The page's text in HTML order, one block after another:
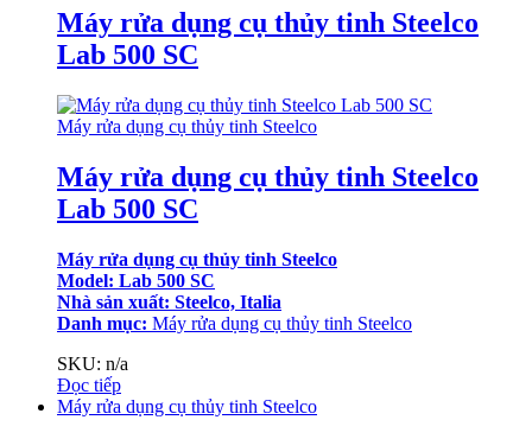
Máy rửa dụng cụ thủy tinh Steelco
Lab 500 SC
Máy rửa dụng cụ thủy tinh Steelco
Máy rửa dụng cụ thủy tinh Steelco
Lab 500 SC
Máy rửa dụng cụ thủy tinh Steelco
Model: Lab 500 SC
Nhà sản xuất: Steelco, Italia
Danh mục: Máy rửa dụng cụ thủy tinh Steelco
SKU: n/a
Đọc tiếp
Máy rửa dụng cụ thủy tinh Steelco